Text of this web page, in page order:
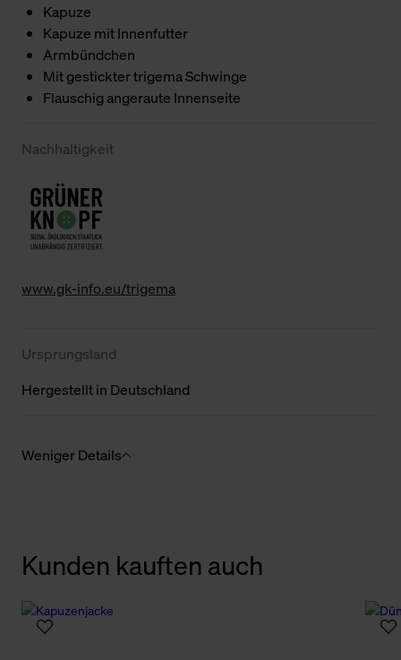
Kapuze
Kapuze mit Innenfutter
Armbündchen
Mit gestickter trigema Schwinge
Flauschig angeraute Innenseite
Nachhaltigkeit
www.gk-info.eu/trigema
Ursprungsland
Hergestellt in Deutschland
Weniger Details
Kunden kauften auch